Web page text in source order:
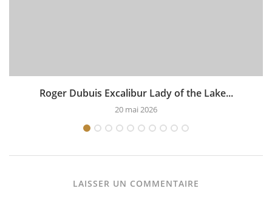
Roger Dubuis Excalibur Lady of the Lake...
20 mai 2026
LAISSER UN COMMENTAIRE